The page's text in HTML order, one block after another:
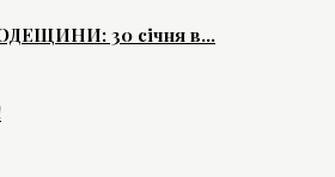
30 січня в...